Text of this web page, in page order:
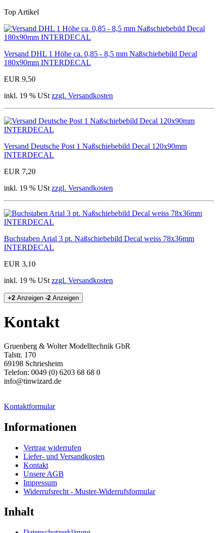
Top Artikel
Versand DHL 1 Höhe ca. 0,85 - 8,5 mm Naßschiebebild Decal
180x90mm INTERDECAL
EUR 9,50
inkl. 19 % USt zzgl. Versandkosten
Versand Deutsche Post 1 Naßschiebebild Decal 120x90mm
INTERDECAL
EUR 7,20
inkl. 19 % USt zzgl. Versandkosten
Buchstaben Arial 3 pt. Naßschiebebild Decal weiss 78x36mm
INTERDECAL
EUR 3,10
inkl. 19 % USt zzgl. Versandkosten
+2 Anzeigen -2 Anzeigen
Kontakt
Gruenberg & Wolter Modelltechnik GbR
Talstr. 170
69198 Schriesheim
Telefon: 0049 (0) 6203 68 68 0
info@tinwizard.de
Kontaktformular
Informationen
Vertrag widerrufen
Liefer- und Versandkosten
Kontakt
Unsere AGB
Impressum
Widerrufsrecht - Muster-Widerrufsformular
Inhalt